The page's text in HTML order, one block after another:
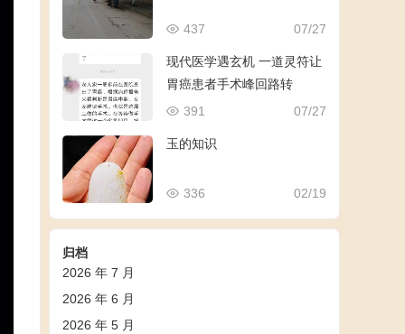
07/27
437
现代医学遇玄机 一道灵符让
胃癌患者手术峰回路转
07/27
391
玉的知识
02/19
336
归档
2026 年 7 月
2026 年 6 月
2026 年 5 月